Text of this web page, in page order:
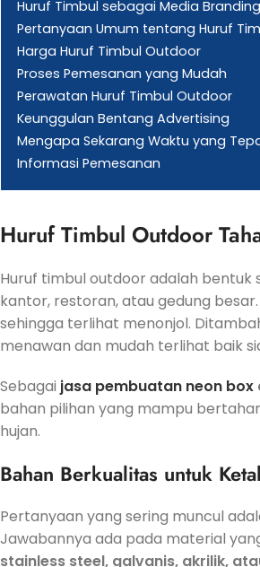
Huruf Timbul sebagai Media Branding
Pertanyaan Umum tentang Huruf
Harga Huruf Timbul Outdoor
Proses Pemesanan yang Mudah
Perawatan Huruf Timbul Outdoor
Keunggulan Bentang Advertising
Mengapa Sekarang Waktu yang
Informasi Pemesanan
Huruf Timbul Outdoor
Huruf timbul outdoor adalah bentuk
kantor, restoran, atau gedung
sehingga terlihat menonjol.
menawan dan mudah terlihat baik
Sebagai jasa pembuatan neon box
bahan pilihan yang mampu
hujan.
Bahan Berkualitas untuk
Pertanyaan yang sering muncul
Jawabannya ada pada material
stainless steel, galvanis, akrilik,